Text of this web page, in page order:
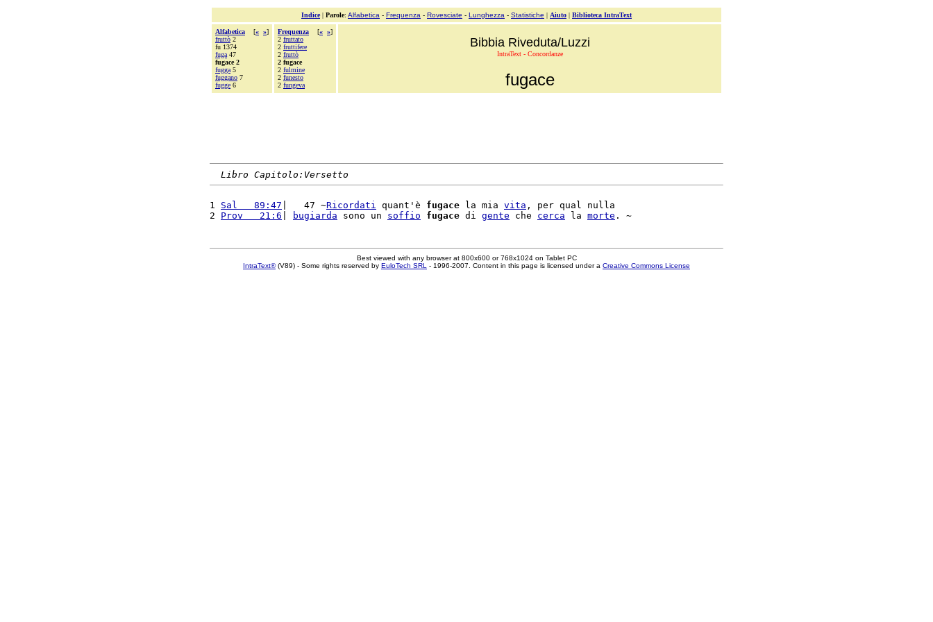
Indice| Parole: Alfabetica - Frequenza - Rovesciate - Lunghezza - Statistiche | Aiuto | Biblioteca IntraText
Alfabetica [« »]
fruttò 2
fu 1374
fuga 47
fugace 2
fugga 5
fuggano 7
fugge 6
Frequenza [« »]
2 fruttato
2 fruttifere
2 fruttò
2 fugace
2 fulmine
2 funesto
2 fungeva
Bibbia Riveduta/Luzzi
IntraText - Concordanze
fugace
Libro Capitolo:Versetto
1 Sal   89:47 |   47 ~Ricordati quant'è fugace la mia vita , per qual nulla
2 Prov   21:6 bugiarda sono un soffio fugace di gente che cerca la morte
Best viewed with any browser at 800x600 or 768x1024 on Tablet PC
IntraText®(V89) - Some rights reserved by EuloTech SRL - 1996-2007. Content in this page is licensed under a Creative Commons License